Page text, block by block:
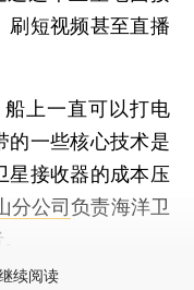
刷短视频甚至直播
上一直可以打电
的一些核心技术是
星接收器的成本压
分公司负责海洋卫
续阅读